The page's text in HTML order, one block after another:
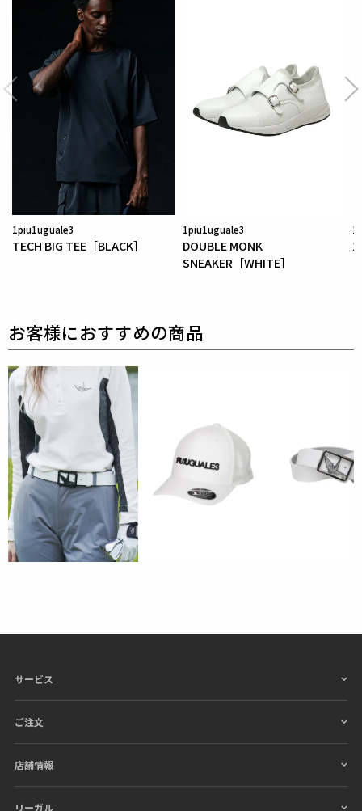
1piu1uguale3
TECH BIG TEE［BLACK］
1piu1uguale3
DOUBLE MONK
SNEAKER［WHITE］
サービス
ご注文
店舗情報
リーガル